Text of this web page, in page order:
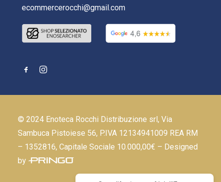
ecommercerocchi@gmail.com
© 2024 Enoteca Rocchi Distribuzione srl, Via
Sambuca Pistoiese 56, P.IVA 12134941009 REA RM
– 1352816, Capitale Sociale 10.000,00€ – Designed
by